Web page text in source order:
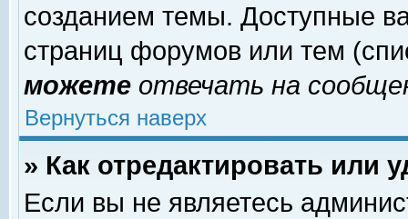
созданием темы. Доступные
страниц форумов или тем
можете отвечать на
Вернуться наверх
» Как отредактировать или
Если вы не являетесь